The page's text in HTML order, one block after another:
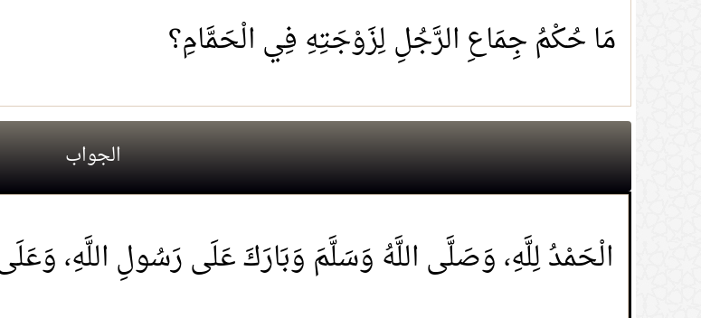
مَا حُكْمُ جِمَاعِ الرَّجُلِ لِزَوْجَتِهِ فِي الْحَمَّامِ؟
الجواب
الْحَمْدُ لِلَّهِ، وَصَلَّى اللَّهُ وَسَلَّمَ وَبَارَكَ عَلَى رَسُولِ اللَّهِ،